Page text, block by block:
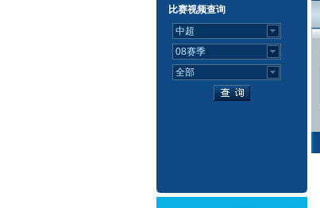
比赛视频查询